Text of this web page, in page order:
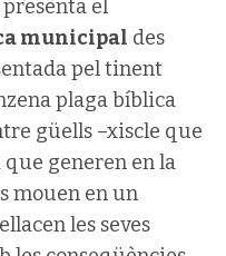
el
municipal des
pel tinent
plaga bíblica
güells –xiscle que
generen en la
mouen en un
les seves